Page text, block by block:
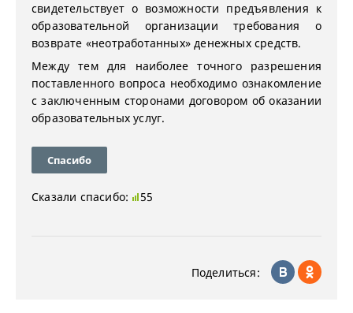
свидетельствует о возможности предъявления к
образовательной организации требования о
возврате «неотработанных» денежных средств.
Между тем для наиболее точного разрешения
поставленного вопроса необходимо ознакомление
с заключенным сторонами договором об оказании
образовательных услуг.
Спасибо
Сказали спасибо: 55
Поделиться: